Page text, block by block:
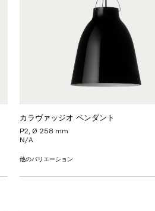
カラヴァッジオ ペンダント
P2, Ø 258 mm
N/A
他のバリエーション